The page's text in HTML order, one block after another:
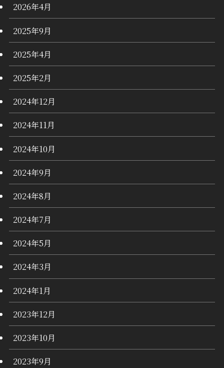
2026年4月
2025年9月
2025年4月
2025年2月
2024年12月
2024年11月
2024年10月
2024年9月
2024年8月
2024年7月
2024年5月
2024年3月
2024年1月
2023年12月
2023年10月
2023年9月